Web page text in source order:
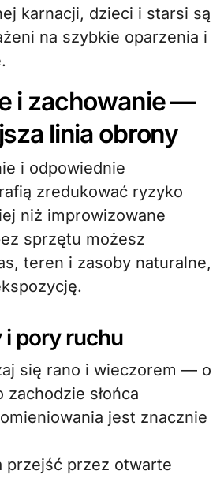
karnacji, dzieci i starsi są
na szybkie oparzenia i
i zachowanie —
linia obrony
i odpowiednie
zredukować ryzyko
niż improwizowane
sprzętu możesz
teren i zasoby naturalne,
pory ruchu
się rano i wieczorem — o
zachodzie słońca
jest znacznie
przejść przez otwarte